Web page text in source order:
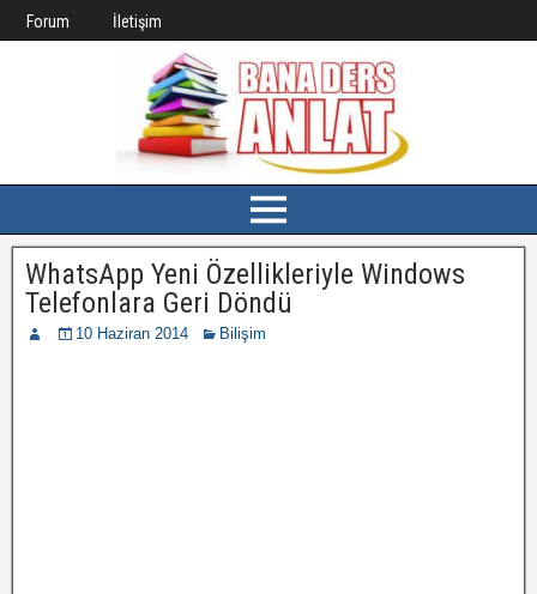
Forum İletişim
WhatsApp Yeni Özellikleriyle Windows
Telefonlara Geri Döndü
10 Haziran 2014 Bilişim